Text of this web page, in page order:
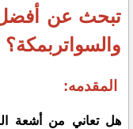
تبحث عن
والسواتربمكة؟
المقدمه:
هل تعاني من أشعة